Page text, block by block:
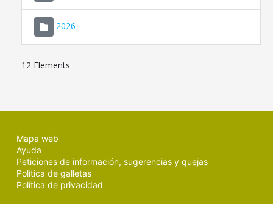
2026
12 Elements
Mapa web
Ayuda
Peticiones de información, sugerencias y quejas
Política de galletas
Política de privacidad